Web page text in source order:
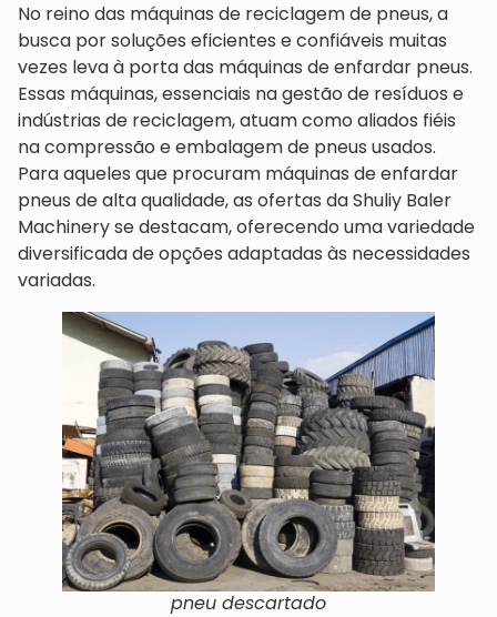
No reino das máquinas de reciclagem de pneus, a
busca por soluções eficientes e confiáveis muitas
vezes leva à porta das máquinas de enfardar pneus.
Essas máquinas, essenciais na gestão de resíduos e
indústrias de reciclagem, atuam como aliados fiéis
na compressão e embalagem de pneus usados.
Para aqueles que procuram máquinas de enfardar
pneus de alta qualidade, as ofertas da Shuliy Baler
Machinery se destacam, oferecendo uma variedade
diversificada de opções adaptadas às necessidades
variadas.
pneu descartado